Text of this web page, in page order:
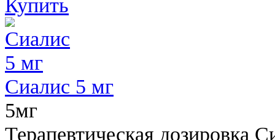
Сиалис 5 мг
5мг
Терапевтическая дозировка